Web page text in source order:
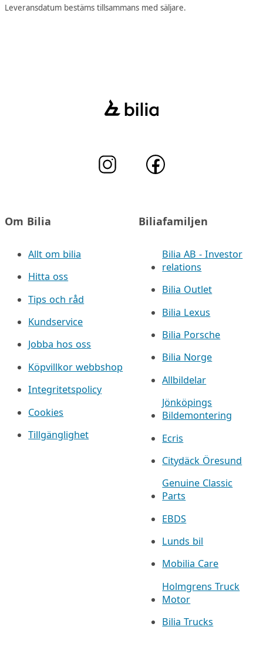
Leveransdatum bestäms tillsammans med säljare.
Om Bilia
Allt om bilia
Hitta oss
Tips och råd
Kundservice
Jobba hos oss
Köpvillkor webbshop
Integritetspolicy
Cookies
Tillgänglighet
Biliafamiljen
Bilia AB - Investor
relations
Bilia Outlet
Bilia Lexus
Bilia Porsche
Bilia Norge
Allbildelar
Jönköpings
Bildemontering
Ecris
Citydäck Öresund
Genuine Classic
Parts
EBDS
Lunds bil
Mobilia Care
Holmgrens Truck
Motor
Bilia Trucks